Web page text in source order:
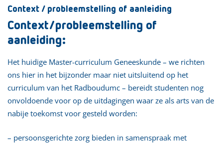
Context / probleemstelling of aanleiding
Context/probleemstelling of
aanleiding:
Het huidige Master-curriculum Geneeskunde – we richten
ons hier in het bijzonder maar niet uitsluitend op het
curriculum van het Radboudumc – bereidt studenten nog
onvoldoende voor op de uitdagingen waar ze als arts van de
nabije toekomst voor gesteld worden:
– persoonsgerichte zorg bieden in samenspraak met